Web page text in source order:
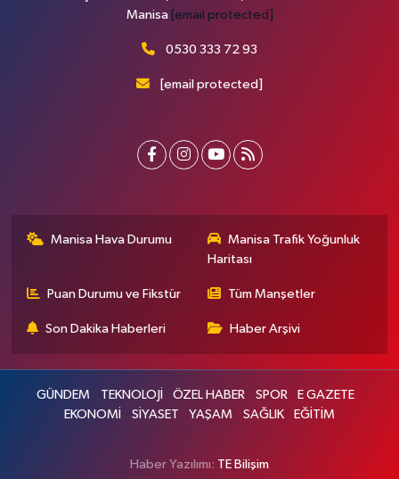
Manisa [email protected]
0530 333 72 93
[email protected]
Manisa Hava Durumu
Manisa Trafik Yoğunluk
Haritası
Puan Durumu ve Fikstür Tüm Manşetler
Son Dakika Haberleri Haber Arşivi
GÜNDEM TEKNOLOJİ ÖZEL HABER SPOR
E GAZETE
EKONOMİ
SİYASET YAŞAM SAĞLIK EĞİTİM
Haber Yazılımı: TE Bilişim